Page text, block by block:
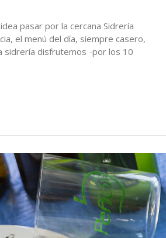
pasar por la cercana Sidrería
el menú del día, siempre casero,
sidrería disfrutemos -por los 10